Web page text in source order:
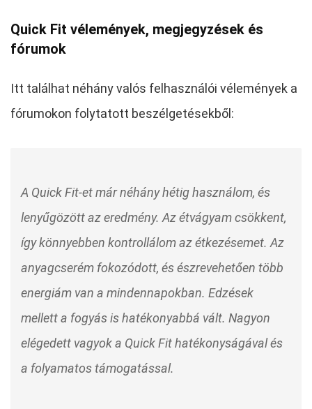
Quick Fit vélemények, megjegyzések és
fórumok
Itt találhat néhány valós felhasználói vélemények a
fórumokon folytatott beszélgetésekből:
A Quick Fit-et már néhány hétig használom, és
lenyűgözött az eredmény. Az étvágyam csökkent,
így könnyebben kontrollálom az étkezésemet. Az
anyagcserém fokozódott, és észrevehetően több
energiám van a mindennapokban. Edzések
mellett a fogyás is hatékonyabbá vált. Nagyon
elégedett vagyok a Quick Fit hatékonyságával és
a folyamatos támogatással.